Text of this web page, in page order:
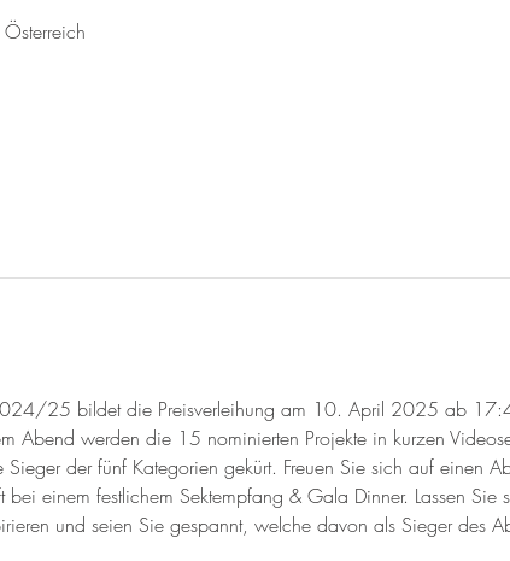
25 bildet die Preisverleihung am 10. April 2025 ab
Abend werden die 15 nominierten Projekte in kurzen
der fünf Kategorien gekürt. Freuen Sie sich auf einen
einem festlichem Sektempfang & Gala Dinner. Lassen Sie
und seien Sie gespannt, welche davon als Sieger des